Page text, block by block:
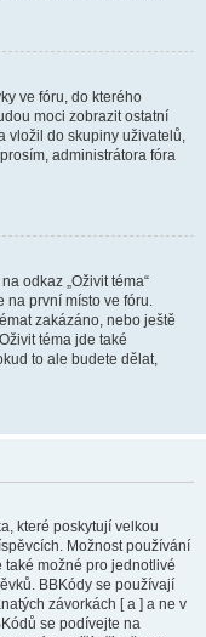
ve fóru, do kterého
moci zobrazit ostatní
vložil do skupiny uživatelů,
administrátora fóra
odkaz „Oživit téma“
na první místo ve fóru.
zakázáno, nebo ještě
téma jde také
to ale budete dělat,
které poskytují velkou
Možnost používání
také možné pro jednotlivé
BBKódy se používají
závorkách [ a ] a ne v
se podívejte na